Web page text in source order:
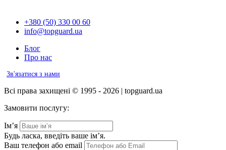
+380 (50) 330 00 60
info@topguard.ua
Блог
Про нас
Зв'язатися з нами
Всі права захищені © 1995 - 2026 | topguard.ua
Замовити послугу:
Ім’я
Будь ласка, введіть ваше ім’я.
Ваш телефон або email